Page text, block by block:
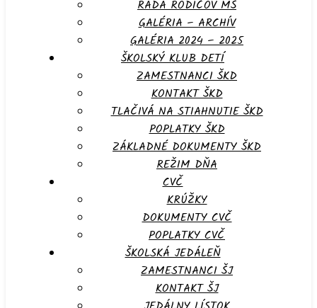
RADA RODIČOV MŠ
GALÉRIA – ARCHÍV
GALÉRIA 2024 – 2025
ŠKOLSKÝ KLUB DETÍ
ZAMESTNANCI ŠKD
KONTAKT ŠKD
TLAČIVÁ NA STIAHNUTIE ŠKD
POPLATKY ŠKD
ZÁKLADNÉ DOKUMENTY ŠKD
REŽIM DŇA
CVČ
KRÚŽKY
DOKUMENTY CVČ
POPLATKY CVČ
ŠKOLSKÁ JEDÁLEŇ
ZAMESTNANCI ŠJ
KONTAKT ŠJ